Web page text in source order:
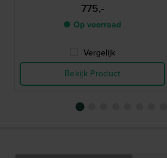
775,-
● Op voorraad
Vergelijk
Bekijk Product